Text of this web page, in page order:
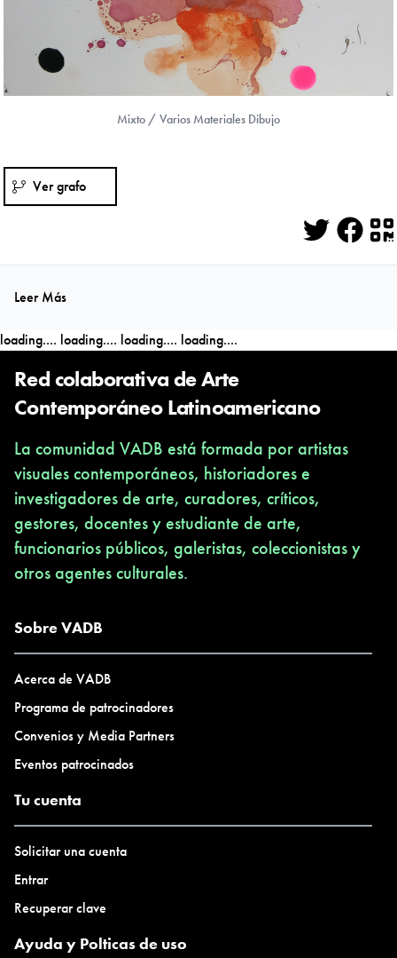
Mixto / Varios Materiales Dibujo
Ver grafo
Twitter
Leer Más
loading.... loading.... loading.... loading....
Red colaborativa de Arte
Contemporáneo Latinoamericano
La comunidad VADB está formada por artistas
visuales contemporáneos, historiadores e
investigadores de arte, curadores, críticos,
gestores, docentes y estudiante de arte,
funcionarios públicos, galeristas, coleccionistas y
otros agentes culturales.
Sobre VADB
Acerca de VADB
Programa de patrocinadores
Convenios y Media Partners
Eventos patrocinados
Tu cuenta
Solicitar una cuenta
Entrar
Recuperar clave
Ayuda y Polticas de uso